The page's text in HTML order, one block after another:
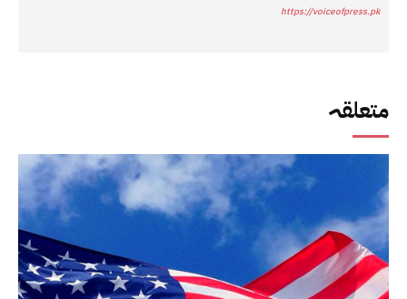
متعلقہ
https://voiceofpress.pk